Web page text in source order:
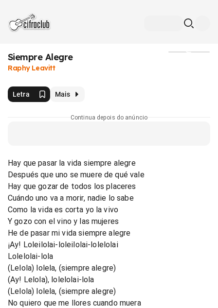
Siempre Alegre
Raphy Leavitt
Letra Mais
Continua depois do anúncio
Hay que pasar la vida siempre alegre
Después que uno se muere de qué vale
Hay que gozar de todos los placeres
Cuándo uno va a morir, nadie lo sabe
Como la vida es corta yo la vivo
Y gozo con el vino y las mujeres
He de pasar mi vida siempre alegre
¡Ay! Loleilolai-loleilolai-lolelolai
Lolelolai-lola
(Lelola) lolela, (siempre alegre)
(Ay! Lelola), lolelolai-lola
(Lelola) lolela, (siempre alegre)
No quiero que me llores cuando muera